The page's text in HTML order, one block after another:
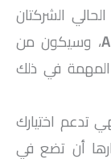
الشركتان
، وسيكون من
في ذلك
تدعم اختيارك
أن تضع في